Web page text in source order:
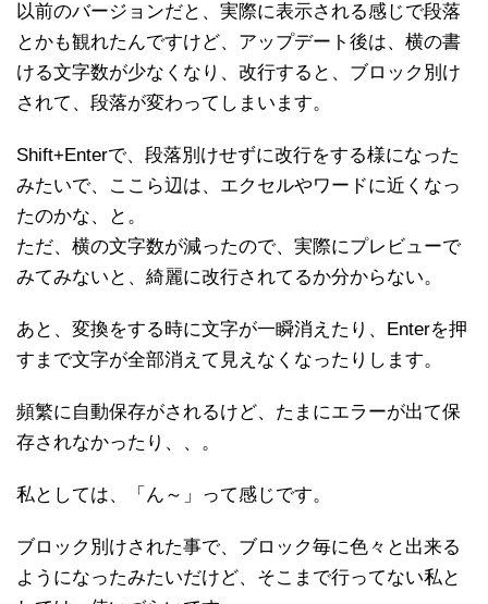
以前のバージョンだと、実際に表示される感じで段落
とかも観れたんですけど、アップデート後は、横の書
ける文字数が少なくなり、改行すると、ブロック別け
されて、段落が変わってしまいます。
Shift+Enterで、段落別けせずに改行をする様になった
みたいで、ここら辺は、エクセルやワードに近くなっ
たのかな、と。
ただ、横の文字数が減ったので、実際にプレビューで
みてみないと、綺麗に改行されてるか分からない。
あと、変換をする時に文字が一瞬消えたり、Enterを押
すまで文字が全部消えて見えなくなったりします。
頻繁に自動保存がされるけど、たまにエラーが出て保
存されなかったり、、。
私としては、「ん～」って感じです。
ブロック別けされた事で、ブロック毎に色々と出来る
ようになったみたいだけど、そこまで行ってない私と